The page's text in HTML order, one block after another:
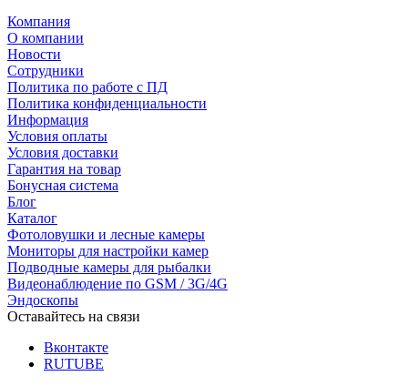
Компания
О компании
Новости
Сотрудники
Политика по работе с ПД
Политика конфиденциальности
Информация
Условия оплаты
Условия доставки
Гарантия на товар
Бонусная система
Блог
Каталог
Фотоловушки и лесные камеры
Мониторы для настройки камер
Подводные камеры для рыбалки
Видеонаблюдение по GSM / 3G/4G
Эндоскопы
Оставайтесь на связи
Вконтакте
RUTUBE